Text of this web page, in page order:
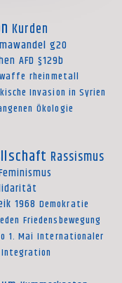
Kurden
g20
AFD §129b
rheinmetall
Invasion in Syrien
Ökologie
Rassismus
1968 Demokratie
Friedensbewegung
1. Mai Internationaler
Integration